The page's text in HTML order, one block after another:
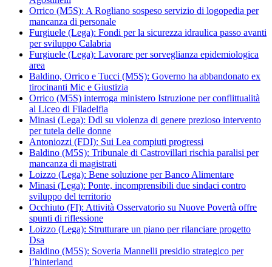
Orrico (M5S): A Rogliano sospeso servizio di logopedia per
mancanza di personale
Furgiuele (Lega): Fondi per la sicurezza idraulica passo avanti
per sviluppo Calabria
Furgiuele (Lega): Lavorare per sorveglianza epidemiologica
area
Baldino, Orrico e Tucci (M5S): Governo ha abbandonato ex
tirocinanti Mic e Giustizia
Orrico (M5S) interroga ministero Istruzione per conflittualità
al Liceo di Filadelfia
Minasi (Lega): Ddl su violenza di genere prezioso intervento
per tutela delle donne
Antoniozzi (FDI): Sui Lea compiuti progressi
Baldino (M5S): Tribunale di Castrovillari rischia paralisi per
mancanza di magistrati
Loizzo (Lega): Bene soluzione per Banco Alimentare
Minasi (Lega): Ponte, incomprensibili due sindaci contro
sviluppo del territorio
Occhiuto (FI): Attività Osservatorio su Nuove Povertà offre
spunti di riflessione
Loizzo (Lega): Strutturare un piano per rilanciare progetto
Dsa
Baldino (M5S): Soveria Mannelli presidio strategico per
l’hinterland